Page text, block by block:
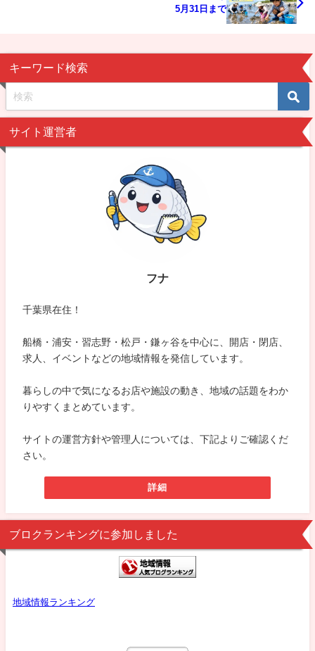
5月31日まで
キーワード検索
サイト運営者
フナ
千葉県在住！
船橋・浦安・習志野・松戸・鎌ヶ谷を中心に、開店・閉店、
求人、イベントなどの地域情報を発信しています。
暮らしの中で気になるお店や施設の動き、地域の話題をわか
りやすくまとめています。
サイトの運営方針や管理人については、下記よりご確認くだ
さい。
詳細
ブロクランキングに参加しました
地域情報ランキング